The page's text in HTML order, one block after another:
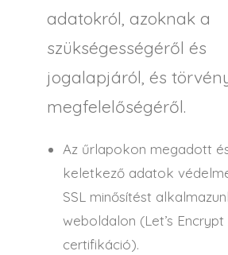
adatokról, azoknak a
szükségességéről és
jogalapjáról, és
megfelelőségéről.
Az űrlapokon megadott
keletkező adatok
SSL minősítést
weboldalon (Let’s
certifikáció).